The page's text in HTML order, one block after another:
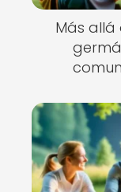
Más allá